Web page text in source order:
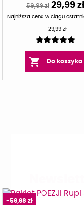
59,99 zł 29,99 zł
Najniższa cena w ciągu
29,99 zł
 Do koszyka
-59,98 zł
Bądź na